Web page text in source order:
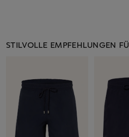
STILVOLLE EMPFEHLUNGEN